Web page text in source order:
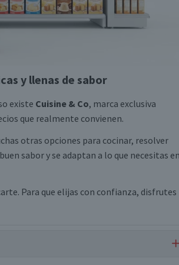
y llenas de sabor
existe Cuisine & Co, marca exclusiva
que realmente convienen.
otras opciones para cocinar, resolver
sabor y se adaptan a lo que necesitas en
Para que elijas con confianza, disfrutes